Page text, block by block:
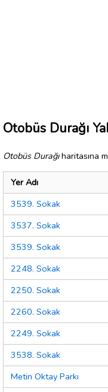
Otobüs Durağı
Otobüs Durağıharitasına
Yer Adı
3539. Sokak
3537. Sokak
3539. Sokak
2248. Sokak
2250. Sokak
2260. Sokak
2249. Sokak
3538. Sokak
Metin Oktay Parkı